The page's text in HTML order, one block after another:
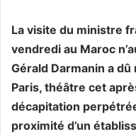
La visite du ministre
vendredi au Maroc
Gérald Darmanin a
Paris, théâtre cet
décapitation
proximité d’un